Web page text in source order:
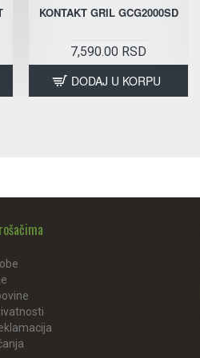
KONTAKT GRIL GCG2000SD
7,590.00 RSD
DODAJ U KORPU